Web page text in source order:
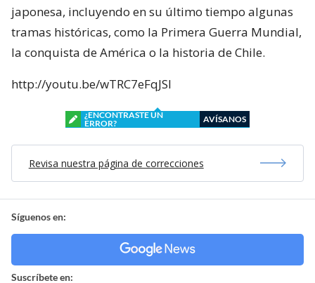
japonesa, incluyendo en su último tiempo algunas
tramas históricas, como la Primera Guerra Mundial,
la conquista de América o la historia de Chile.
http://youtu.be/wTRC7eFqJSI
¿ENCONTRASTE UN
ERROR?
AVÍSANOS
Revisa nuestra página de correcciones
Síguenos en:
Suscríbete en: